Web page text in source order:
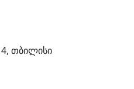
თბილისი